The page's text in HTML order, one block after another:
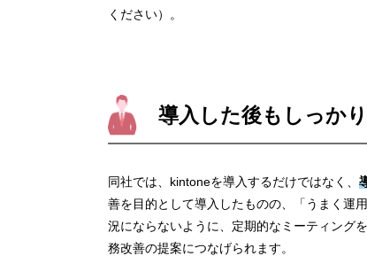
ください）。
導入した後もしっか
同社では、kintoneを導入するだけではなく、
善を目的として導入したものの、「うまく運
況にならないように、定期的なミーティング
務改善の提案につなげられます。